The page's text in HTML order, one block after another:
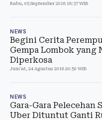
Rabu, 05 September 2018 18:37 WIB
NEWS
Begini Cerita
Gempa Lombok yang
Diperkosa
Jum'at, 24 Agustus 2018 20:50 WIB
NEWS
Gara-Gara Pelecehan
Uber Dituntut Ganti